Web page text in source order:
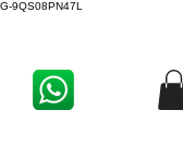
G-9QS08PN47L